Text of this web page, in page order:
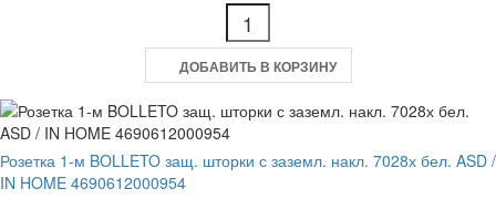
ДОБАВИТЬ В КОРЗИНУ
Розетка 1-м BOLLETO защ. шторки с заземл. накл. 7028х бел. ASD /
IN HOME 4690612000954